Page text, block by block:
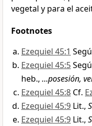
vegetal y para el
Footnotes
Ezequiel 45:1
Ezequiel 45:5
heb., …posesión,
Ezequiel 45:8 Cf.
Ezequiel 45:9 Lit.,
Ezequiel 45:9 Lit.,